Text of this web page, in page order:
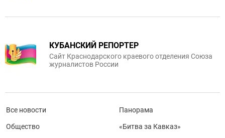
КУБАНСКИЙ РЕПОРТЕР
Сайт Краснодарского краевого отделения Союза
журналистов России
Все новости
Общество
Панорама
«Битва за Кавказ»